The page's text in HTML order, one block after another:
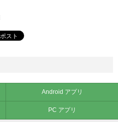
Android アプリ
PC アプリ